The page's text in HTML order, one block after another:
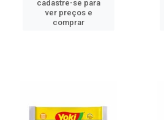
cadastre-se para
ver preços e
comprar